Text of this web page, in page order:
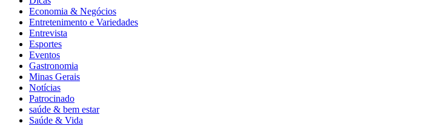
Economia & Negócios
Entretenimento e Variedades
Entrevista
Esportes
Eventos
Gastronomia
Minas Gerais
Notícias
Patrocinado
saúde & bem estar
Saúde & Vida